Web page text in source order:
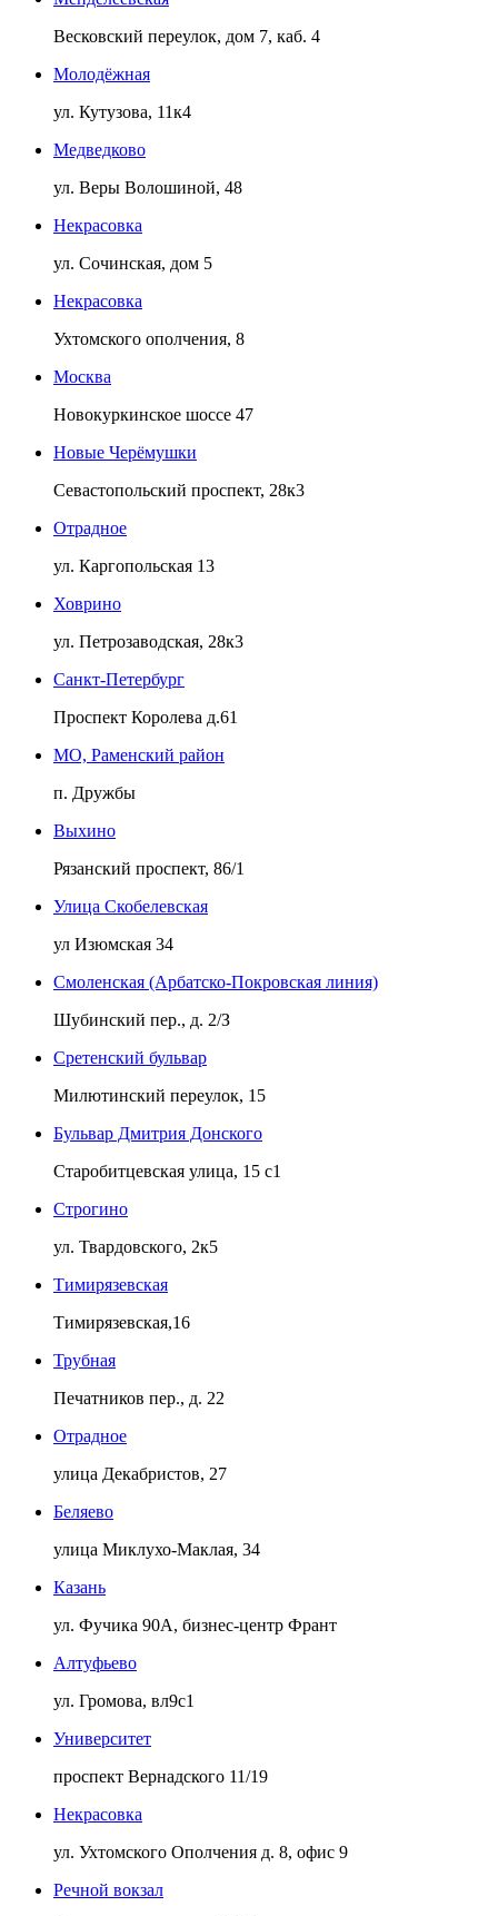
Весковский переулок, дом 7, каб. 4
Молодёжная
ул. Кутузова, 11к4
Медведково
ул. Веры Волошиной, 48
Некрасовка
ул. Сочинская, дом 5
Некрасовка
Ухтомского ополчения, 8
Москва
Новокуркинское шоссе 47
Новые Черёмушки
Севастопольский проспект, 28к3
Отрадное
ул. Каргопольская 13
Ховрино
ул. Петрозаводская, 28к3
Санкт-Петербург
Проспект Королева д.61
МО, Раменский район
п. Дружбы
Выхино
Рязанский проспект, 86/1
Улица Скобелевская
ул Изюмская 34
Смоленская (Арбатско-Покровская линия)
Шубинский пер., д. 2/З
Сретенский бульвар
Милютинский переулок, 15
Бульвар Дмитрия Донского
Старобитцевская улица, 15 с1
Строгино
ул. Твардовского, 2к5
Тимирязевская
Тимирязевская,16
Трубная
Печатников пер., д. 22
Отрадное
улица Декабристов, 27
Беляево
улица Миклухо-Маклая, 34
Казань
ул. Фучика 90А, бизнес-центр Франт
Алтуфьево
ул. Громова, вл9с1
Университет
проспект Вернадского 11/19
Некрасовка
ул. Ухтомского Ополчения д. 8, офис 9
Речной вокзал